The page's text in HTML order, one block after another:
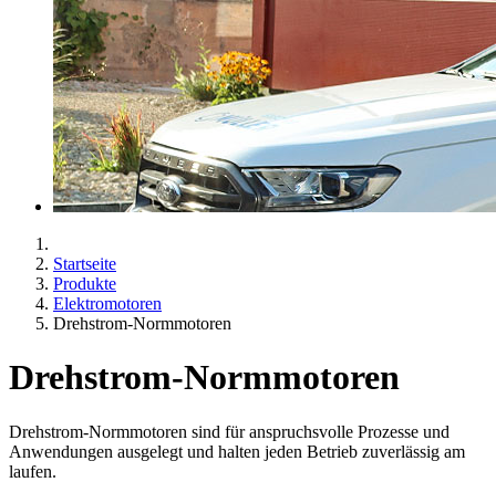
Startseite
Produkte
Elektromotoren
Drehstrom-Normmotoren
Drehstrom-Normmotoren
Drehstrom-Normmotoren sind für anspruchsvolle Prozesse und
Anwendungen ausgelegt und halten jeden Betrieb zuverlässig am
laufen.